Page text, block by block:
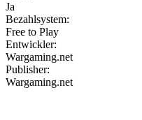
Ja
Bezahlsystem:
Free to Play
Entwickler:
Wargaming.net
Publisher:
Wargaming.net